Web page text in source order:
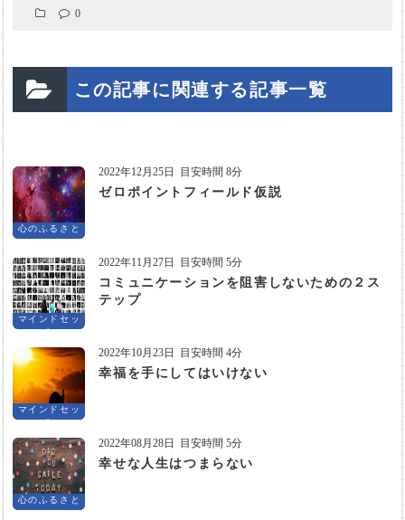
0
この記事に関連する記事一覧
心のふるさと
2022年12月25日 目安時間 8分
ゼロポイントフィールド仮説
マインドセッ
ト
2022年11月27日 目安時間 5分
コミュニケーションを阻害しないための２ス
テップ
マインドセッ
ト
2022年10月23日 目安時間 4分
幸福を手にしてはいけない
心のふるさと
2022年08月28日 目安時間 5分
幸せな人生はつまらない